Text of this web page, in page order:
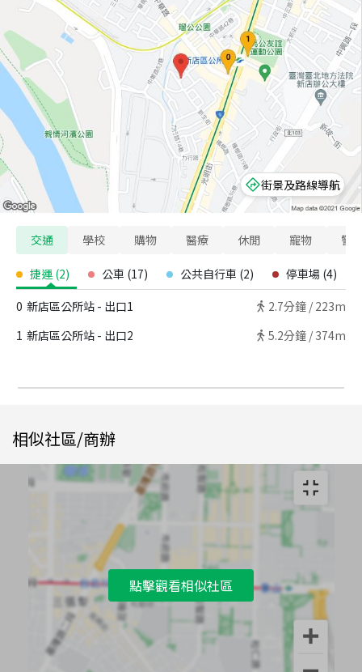
街景及路線導航
交通 學校 購物 醫療 休閒 寵物 警
捷運 (2) 公車 (17) 公共自行車 (2) 停車場 (4)
0 新店區公所站 - 出口1 2.7分鐘 / 223m
1 新店區公所站 - 出口2 5.2分鐘 / 374m
相似社區/商辦
點擊觀看相似社區